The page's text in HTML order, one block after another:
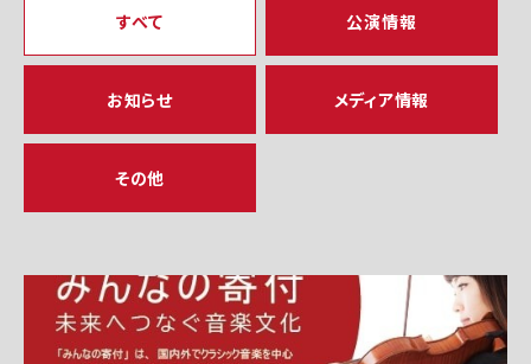
すべて 公演情報
お知らせ メディア情報
その他